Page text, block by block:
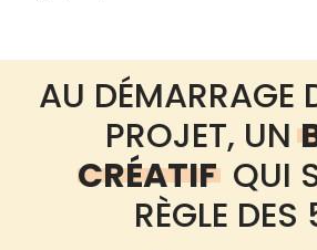
AU DÉMARRAGE
PROJET, UN
CRÉATIF QUI
RÈGLE